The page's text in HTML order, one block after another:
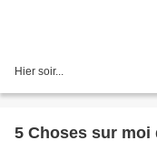
Hier soir...
5 Choses sur moi